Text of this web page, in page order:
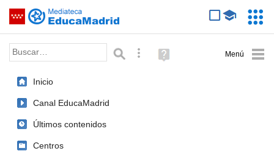
Saltar navegación
Palabra o frase: Búsqueda avanzada
Ayuda
(en
Inicio
Canal EducaMadrid
Últimos contenidos
Centros